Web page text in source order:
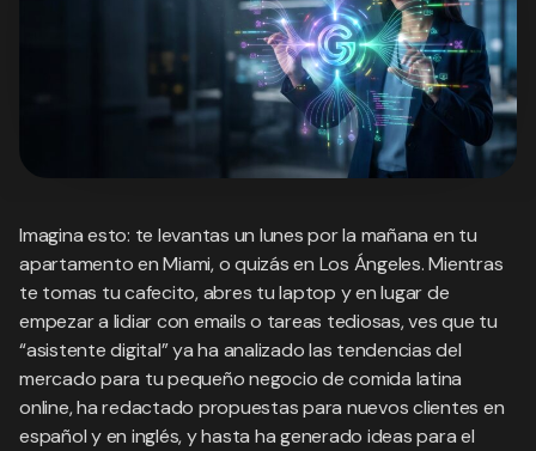
Imagina esto: te levantas un lunes por la mañana en tu
apartamento en Miami, o quizás en Los Ángeles. Mientras
te tomas tu cafecito, abres tu laptop y en lugar de
empezar a lidiar con emails o tareas tediosas, ves que tu
“asistente digital” ya ha analizado las tendencias del
mercado para tu pequeño negocio de comida latina
online, ha redactado propuestas para nuevos clientes en
español y en inglés, y hasta ha generado ideas para el